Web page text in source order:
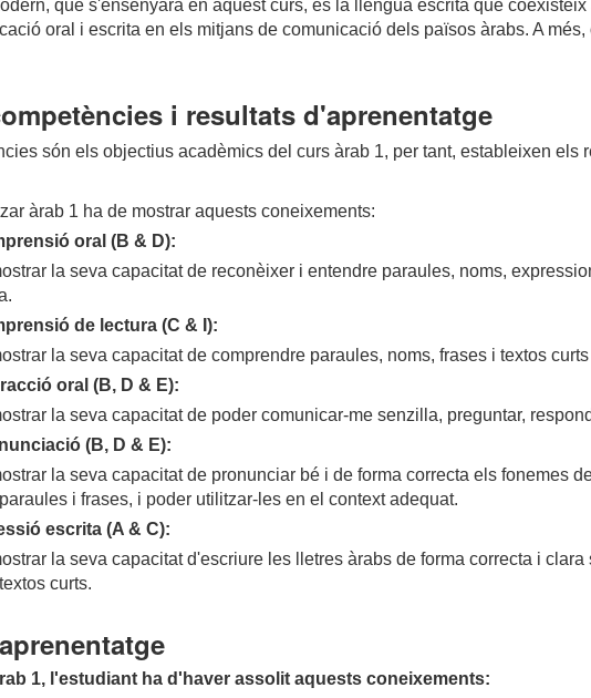
que s'ensenyarà en aquest curs, és la llengua escrita que
oral i escrita en els mitjans de comunicació dels països àrabs. A
i resultats d'aprenentatge
són els objectius acadèmics del curs àrab 1, per tant, estableixen els
àrab 1 ha de mostrar aquests coneixements:
oral (B & D):
la seva capacitat de reconèixer i entendre paraules, noms,
de lectura (C & I):
la seva capacitat de comprendre paraules, noms, frases i textos
oral (B, D & E):
la seva capacitat de poder comunicar-me senzilla, preguntar,
(B, D & E):
la seva capacitat de pronunciar bé i de forma correcta els fonemes
i frases, i poder utilitzar-les en el context adequat.
escrita (A & C):
la seva capacitat d'escriure les lletres àrabs de forma correcta i
curts.
1, l'estudiant ha d'haver assolit aquests coneixements: